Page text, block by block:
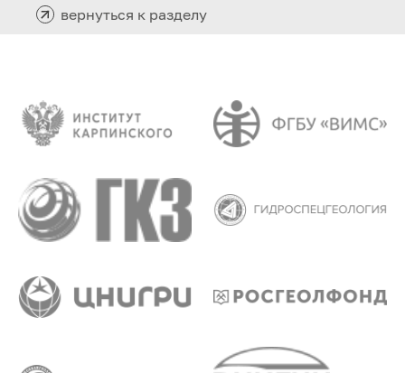
вернуться к разделу